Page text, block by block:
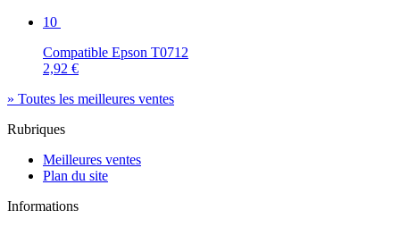
10
Compatible Epson T0712
2,92 €
» Toutes les meilleures ventes
Rubriques
Meilleures ventes
Plan du site
Informations